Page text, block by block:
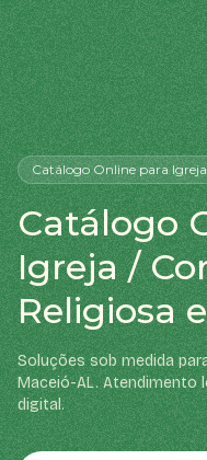
Catálogo Onlinepara Igreja
Catálogo
Igreja /
Religiosa
Soluções sob medida
Maceió-AL. Atendimento
digital.